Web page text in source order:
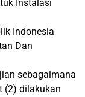
Instalasi
Indonesia
Dan
sebagaimana
(2) dilakukan